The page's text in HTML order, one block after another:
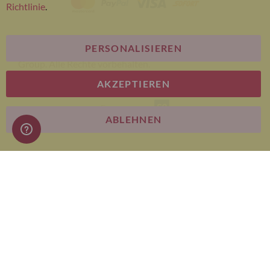
© Bariatric Advantage® ist eine Marke der Metagenics
Group. Alle Rechte vorbehalten.
E-commerce
Richtlinie.
AKZEPTIEREN
PERSONALISIEREN
ABLEHNEN